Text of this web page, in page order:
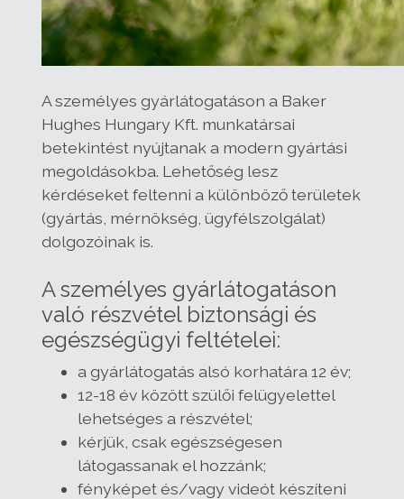
A személyes gyárlátogatáson a Baker
Hughes Hungary Kft. munkatársai
betekintést nyújtanak a modern gyártási
megoldásokba. Lehetőség lesz
kérdéseket feltenni a különböző területek
(gyártás, mérnökség, ügyfélszolgálat)
dolgozóinak is.
A személyes gyárlátogatáson
való részvétel biztonsági és
egészségügyi feltételei:
a gyárlátogatás alsó korhatára 12 év;
12-18 év között szülői felügyelettel
lehetséges a részvétel;
kérjük, csak egészségesen
látogassanak el hozzánk;
fényképet és/vagy videót készíteni